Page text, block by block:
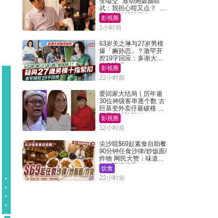
武：我担心咁又点？ 网
民：主持咄咄逼人
影视圈
1小时前
63岁关之琳与27岁男模
爆「嫲孙恋」？激罕开
腔19字回应：多谢大家
挂念近况
影视圈
22小时前
爱回家大结局丨历年逾
30位神级客串逐个数 古
巨基变外卖仔最破格 欧
阳震华情陷群姐
影视圈
12小时前
尖沙咀$69起素食自助餐
90分钟任食沙律/炒饭面/
炸物 网民大赞：味道
好，环境阔落
饮食
22小时前